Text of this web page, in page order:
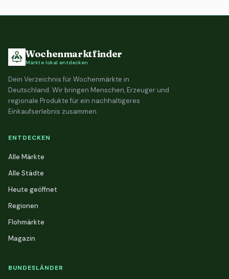
Wochenmarktfinder
Märkte lokal entdecken
Dein Verzeichnis für Wochenmärkte in
Deutschland. Wir bringen Menschen, Erzeuger und
regionale Produkte für ein nachhaltigeres
Einkaufserlebnis zusammen.
ENTDECKEN
Alle Märkte
Alle Städte
Heute geöffnet
Regionen
Flohmärkte
Magazin
BUNDESLÄNDER